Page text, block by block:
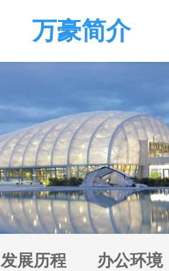
万豪简介
发展历程 办公环境